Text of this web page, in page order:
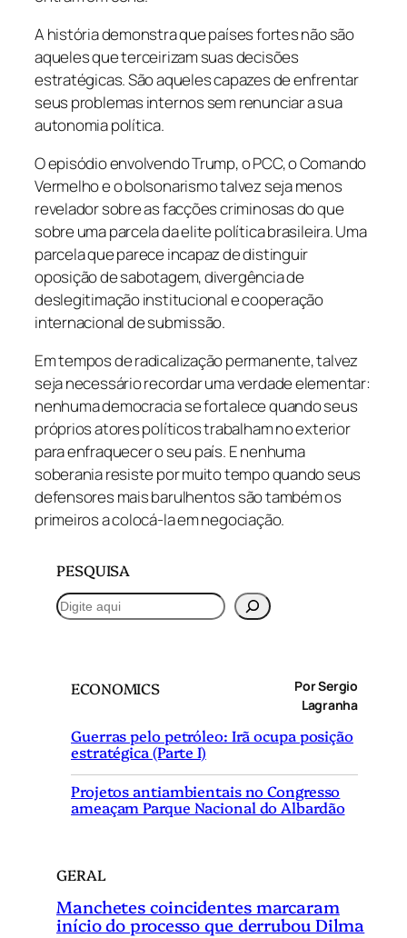
A história demonstra que países fortes não são
aqueles que terceirizam suas decisões
estratégicas. São aqueles capazes de enfrentar
seus problemas internos sem renunciar a sua
autonomia política.
O episódio envolvendo Trump, o PCC, o Comando
Vermelho e o bolsonarismo talvez seja menos
revelador sobre as facções criminosas do que
sobre uma parcela da elite política brasileira. Uma
parcela que parece incapaz de distinguir
oposição de sabotagem, divergência de
deslegitimação institucional e cooperação
internacional de submissão.
Em tempos de radicalização permanente, talvez
seja necessário recordar uma verdade elementar:
nenhuma democracia se fortalece quando seus
próprios atores políticos trabalham no exterior
para enfraquecer o seu país. E nenhuma
soberania resiste por muito tempo quando seus
defensores mais barulhentos são também os
primeiros a colocá-la em negociação.
PESQUISA
P
e
ECONOMICS
Por Sergio
Lagranha
Guerras pelo petróleo: Irã ocupa posição
estratégica (Parte I)
Projetos antiambientais no Congresso
ameaçam Parque Nacional do Albardão
GERAL
Manchetes coincidentes marcaram
início do processo que derrubou Dilma